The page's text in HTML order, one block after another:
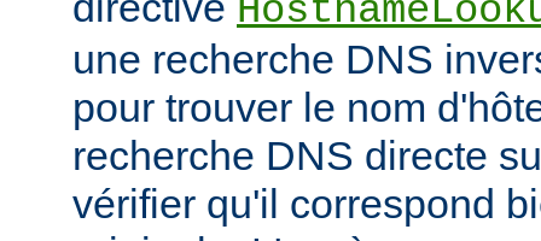
une recherche DNS
pour trouver le nom
recherche DNS directe
vérifier qu'il correspond